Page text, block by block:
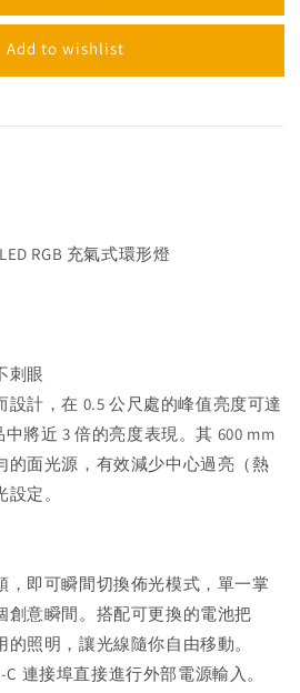
Add to wishlist
RGB 充氣式環形燈
刺眼
計，在 0.5 公尺處的峰值亮度可達
將近 3 倍的亮度表現。其 600 mm
的面光源，有效減少中心過亮（熱
定。
，即可瞬間切換佈光模式，單一掌
創意瞬間。搭配可更換的電池把
照明，讓光線隨你自由移動。
連接埠直接進行外部電源輸入。